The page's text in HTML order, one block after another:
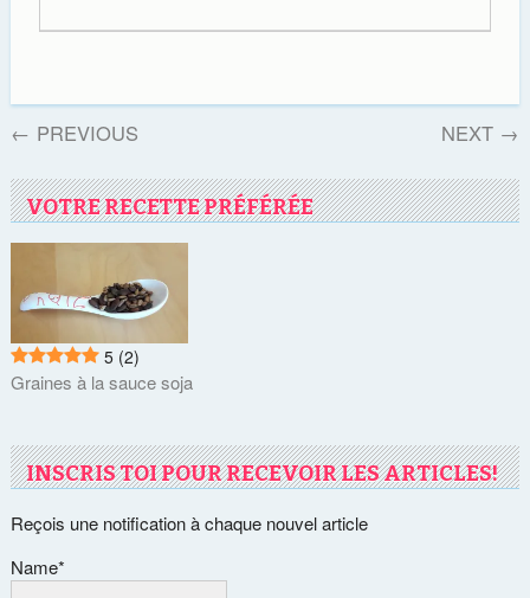
← PREVIOUS NEXT →
VOTRE RECETTE PRÉFÉRÉE
5 (2)
Graines à la sauce soja
INSCRIS TOI POUR RECEVOIR LES ARTICLES!
Reçois une notification à chaque nouvel article
Name*